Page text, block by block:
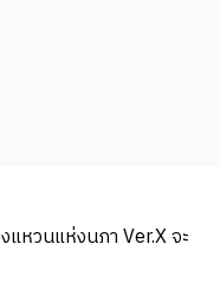
แหวนแห่งนภา Ver.X จะ